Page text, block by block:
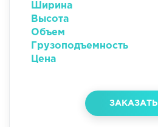
Ширина
Высота
Объем
Грузоподъемность
Цена
ЗАКАЗАТЬ